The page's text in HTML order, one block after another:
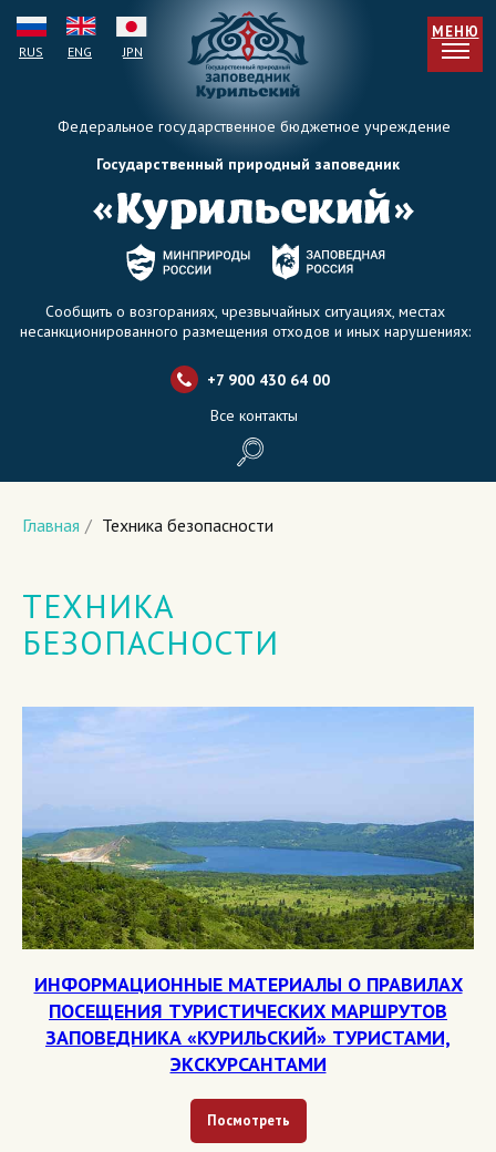
Федеральное государственное бюджетное учреждение
RUS ENG JPN
Сообщить о возгораниях, чрезвычайных ситуациях, местах
несанкционированного размещения отходов и иных нарушениях:
Все контакты
Государственный природный заповедник
+7 900 430 64 00
МЕНЮ
Главная / Техника безопасности
ТЕХНИКА
БЕЗОПАСНОСТИ
ИНФОРМАЦИОННЫЕ МАТЕРИАЛЫ О ПРАВИЛАХ
ПОСЕЩЕНИЯ ТУРИСТИЧЕСКИХ МАРШРУТОВ
ЗАПОВЕДНИКА «КУРИЛЬСКИЙ» ТУРИСТАМИ,
ЭКСКУРСАНТАМИ
Посмотреть